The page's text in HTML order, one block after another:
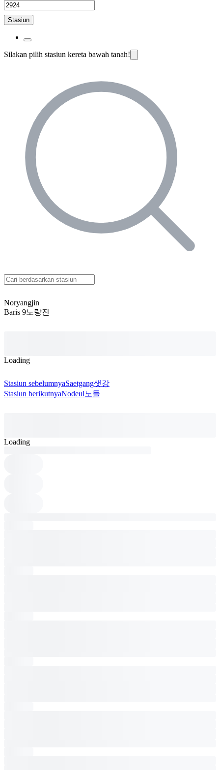
Stasiun
Silakan pilih stasiun kereta bawah tanah!
Noryangjin
Baris 9노량진
Loading
Stasiun sebelumnyaSaetgang샛강
Stasiun berikutnyaNodeul노들
Loading